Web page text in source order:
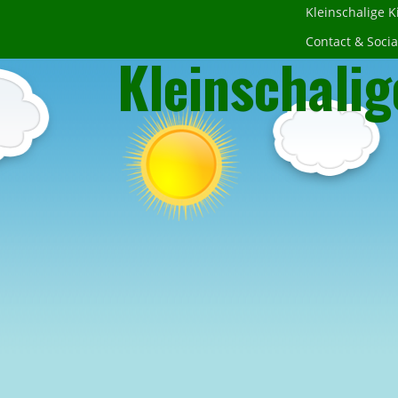
Kleinschalige
Contact &
Social